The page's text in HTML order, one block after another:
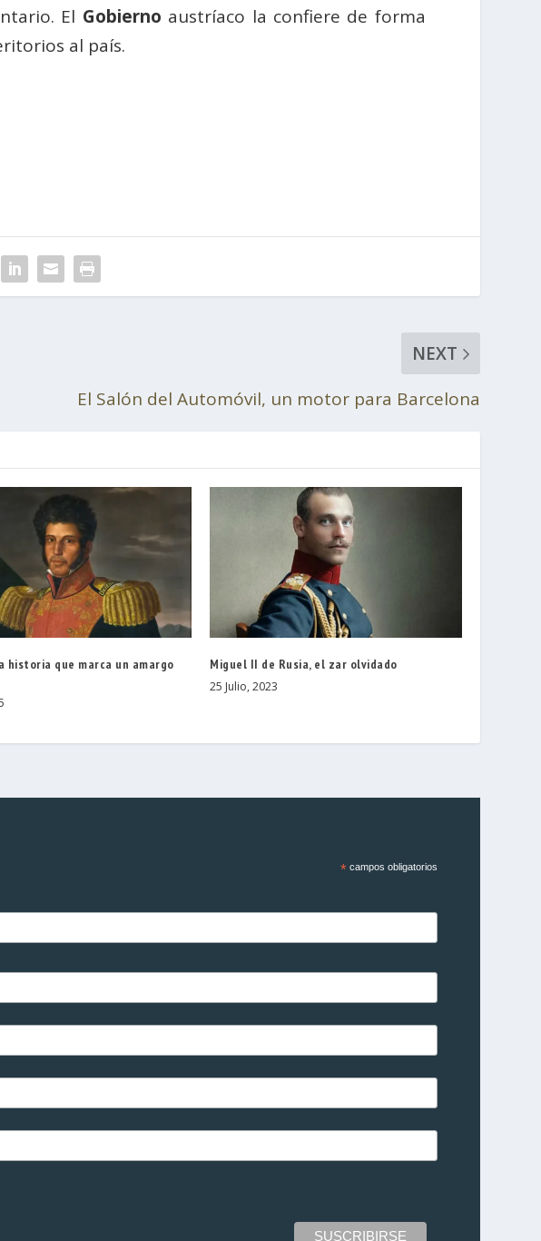
El Gobierno austríaco la confiere de forma
al país.
NEXT
El Salón del Automóvil, un motor para Barcelona
historia que marca un amargo
Miguel II de Rusia, el zar olvidado
25 Julio, 2023
*campos obligatorios